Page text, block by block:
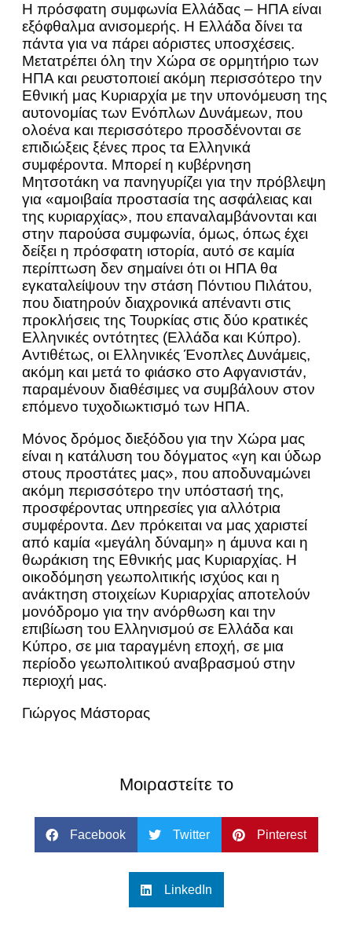
Η πρόσφατη συμφωνία Ελλάδας – ΗΠΑ είναι
εξόφθαλμα ανισομερής. Η Ελλάδα δίνει τα
πάντα για να πάρει αόριστες υποσχέσεις.
Μετατρέπει όλη την Χώρα σε ορμητήριο των
ΗΠΑ και ρευστοποιεί ακόμη περισσότερο την
Εθνική μας Κυριαρχία με την υπονόμευση της
αυτονομίας των Ενόπλων Δυνάμεων, που
ολοένα και περισσότερο προσδένονται σε
επιδιώξεις ξένες προς τα Ελληνικά
συμφέροντα. Μπορεί η κυβέρνηση
Μητσοτάκη να πανηγυρίζει για την πρόβλεψη
για «αμοιβαία προστασία της ασφάλειας και
της κυριαρχίας», που επαναλαμβάνονται και
στην παρούσα συμφωνία, όμως, όπως έχει
δείξει η πρόσφατη ιστορία, αυτό σε καμία
περίπτωση δεν σημαίνει ότι οι ΗΠΑ θα
εγκαταλείψουν την στάση Πόντιου Πιλάτου,
που διατηρούν διαχρονικά απέναντι στις
προκλήσεις της Τουρκίας στις δύο κρατικές
Ελληνικές οντότητες (Ελλάδα και Κύπρο).
Αντιθέτως, οι Ελληνικές Ένοπλες Δυνάμεις,
ακόμη και μετά το φιάσκο στο Αφγανιστάν,
παραμένουν διαθέσιμες να συμβάλουν στον
επόμενο τυχοδιωκτισμό των ΗΠΑ.
Μόνος δρόμος διεξόδου για την Χώρα μας
είναι η κατάλυση του δόγματος «γη και ύδωρ
στους προστάτες μας», που αποδυναμώνει
ακόμη περισσότερο την υπόστασή της,
προσφέροντας υπηρεσίες για αλλότρια
συμφέροντα. Δεν πρόκειται να μας χαριστεί
από καμία «μεγάλη δύναμη» η άμυνα και η
θωράκιση της Εθνικής μας Κυριαρχίας. Η
οικοδόμηση γεωπολιτικής ισχύος και η
ανάκτηση στοιχείων Κυριαρχίας αποτελούν
μονόδρομο για την ανόρθωση και την
επιβίωση του Ελληνισμού σε Ελλάδα και
Κύπρο, σε μια ταραγμένη εποχή, σε μια
περίοδο γεωπολιτικού αναβρασμού στην
περιοχή μας.
Γιώργος Μάστορας
Μοιραστείτε το
Facebook Twitter Pinterest
LinkedIn